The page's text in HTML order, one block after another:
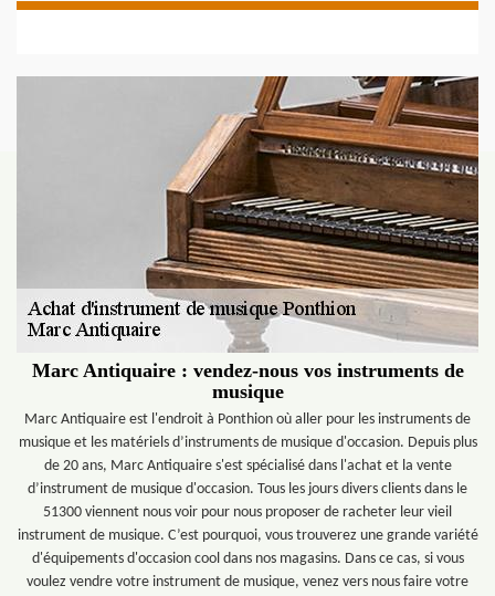
Marc Antiquaire : vendez-nous vos instruments de
musique
Marc Antiquaire est l'endroit à Ponthion où aller pour les instruments de
musique et les matériels d’instruments de musique d'occasion. Depuis plus
de 20 ans, Marc Antiquaire s'est spécialisé dans l'achat et la vente
d’instrument de musique d'occasion. Tous les jours divers clients dans le
51300 viennent nous voir pour nous proposer de racheter leur vieil
instrument de musique. C’est pourquoi, vous trouverez une grande variété
d'équipements d'occasion cool dans nos magasins. Dans ce cas, si vous
voulez vendre votre instrument de musique, venez vers nous faire votre